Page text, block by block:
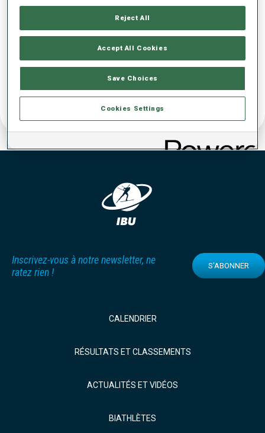
Inscrivez-vous à notre newsletter, ne
ratez rien !
S'ABONNER
CALENDRIER
RÉSULTATS ET CLASSEMENTS
ACTUALITÉS ET VIDÉOS
BIATHLÈTES
Reject All
Accept All Cookies
Save Choices
Cookies Settings